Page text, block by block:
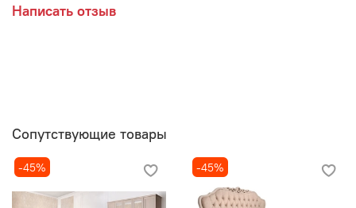
Написать отзыв
Сопутствующие товары
-45% -45%